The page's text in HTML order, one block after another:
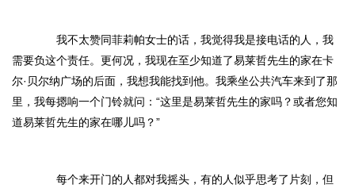
我不太赞同菲莉帕女士的话，我觉得我是接电话的人，我
需要负这个责任。更何况，我现在至少知道了易莱哲先生的家在卡
尔·贝尔纳广场的后面，我想我能找到他。我乘坐公共汽车来到了那
里，我每摁响一个门铃就问：“这里是易莱哲先生的家吗？或者您知
道易莱哲先生的家在哪儿吗？”
每个来开门的人都对我摇头，有的人似乎思考了片刻，但